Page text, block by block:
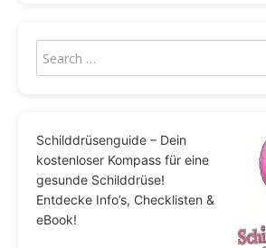
Schilddrüsenguide – Dein
kostenloser Kompass für eine
gesunde Schilddrüse!
Entdecke Info’s, Checklisten &
eBook!